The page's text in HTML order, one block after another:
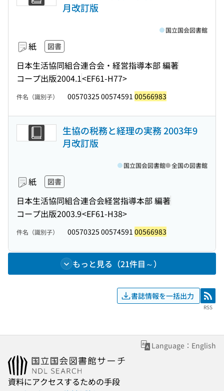
月改訂版
紙 図書
日本生活協同組合連合会・経営指導本部 編著
コープ出版2004.1<EF61-H77>
国立国会図書館
件名（識別子） 00570325 00574591 00566983
生協の税務と経理の実務 2003年9
月改訂版
紙 図書
日本生活協同組合連合会経営指導本部 編著
コープ出版2003.9<EF61-H38>
国立国会図書館 全国の図書館
件名（識別子） 00570325 00574591 00566983
もっと見る（21件目～）
書誌情報を一括出力 RSS
RSS
Language：English
資料にアクセスするための手段